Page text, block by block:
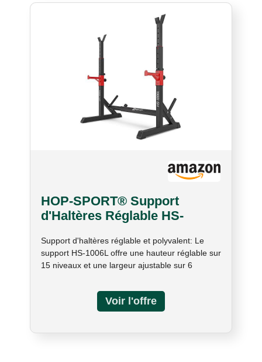
HOP-SPORT® Support
d'Haltères Réglable HS-
Ajustable en Hauteur et
Largeur, Support pour Barre
Longue et Accessoires de
Musculation, Repose Barre
Capacité Max. 200 kg
Support d'haltères réglable et polyvalent: Le
support HS-1006L offre une hauteur réglable sur
15 niveaux et une largeur ajustable sur 6
entraînement avec différents types de barres et
haltères. Capacité de charge élevée jusqu'à 200
kg: Ce support pour les barres est conçu pour